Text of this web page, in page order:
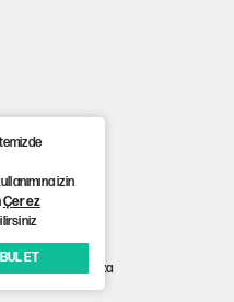
yanıt
ailesinden ilk
180 bin TL ceza
izin
Çerez
ET